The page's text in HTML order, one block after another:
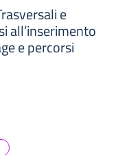
e
all’inserimento
e percorsi